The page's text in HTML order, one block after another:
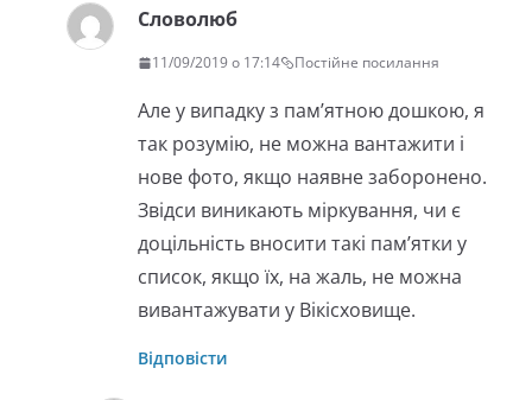
Словолюб
11/09/2019 о 17:14 Постійне посилання
Але у випадку з пам’ятною дошкою, я
так розумію, не можна вантажити і
нове фото, якщо наявне заборонено.
Звідси виникають міркування, чи є
доцільність вносити такі пам’ятки у
список, якщо їх, на жаль, не можна
вивантажувати у Вікісховище.
Відповісти